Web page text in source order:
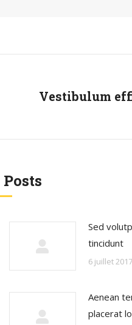
:
Vestibulum
Sed
tincidunt
6 juillet 2017
Aenean
placerat